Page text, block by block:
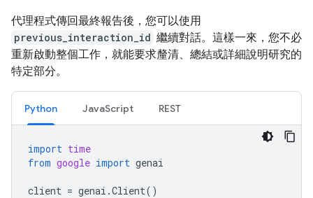
代理程式傳回最終報告後，您可以使用
previous_interaction_id 繼續對話。這樣一來，您不必
重新啟動整個工作，就能要求釐清、總結或詳細說明研究的
特定部分。
Python JavaScript REST
import time
from google import genai
client = genai .Client()